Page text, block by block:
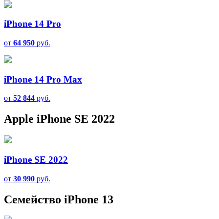
iPhone 14 Pro
от 64 950 руб.
iPhone 14 Pro Max
от 52 844 руб.
Apple iPhone SE 2022
iPhone SE 2022
от 30 990 руб.
Семейство iPhone 13